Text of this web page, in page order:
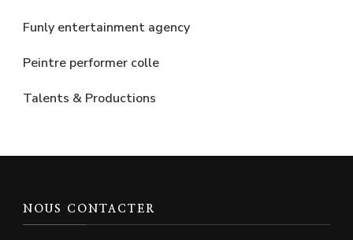
Funly entertainment agency
Peintre performer colle
Talents & Productions
NOUS CONTACTER